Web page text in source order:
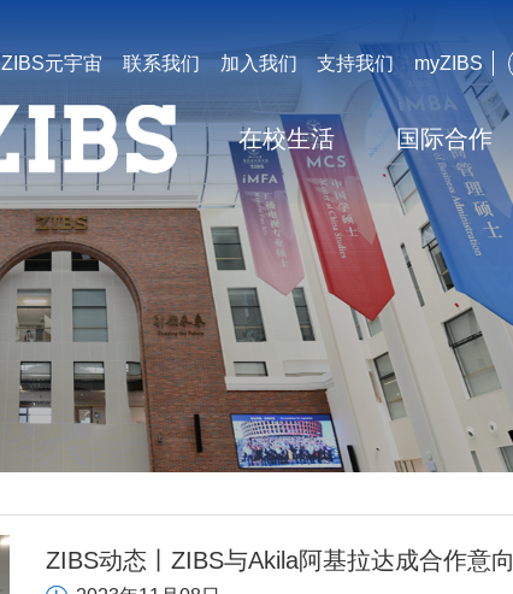
ZIBS元宇宙 联系我们 加入我们 支持我们 myZIBS
在校生活 国际合作
ZIBS动态丨ZIBS与Akila阿基拉达成合作意向